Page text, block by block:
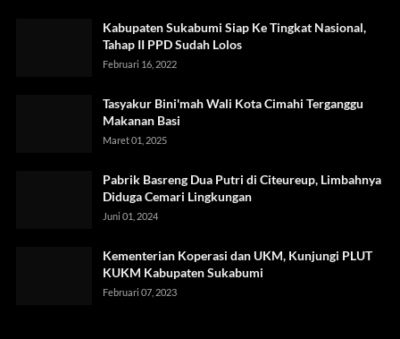
Kabupaten Sukabumi Siap Ke Tingkat Nasional,
Tahap II PPD Sudah Lolos
Februari 16, 2022
Tasyakur Bini'mah Wali Kota Cimahi Terganggu
Makanan Basi
Maret 01, 2025
Pabrik Basreng Dua Putri di Citeureup, Limbahnya
Diduga Cemari Lingkungan
Juni 01, 2024
Kementerian Koperasi dan UKM, Kunjungi PLUT
KUKM Kabupaten Sukabumi
Februari 07, 2023